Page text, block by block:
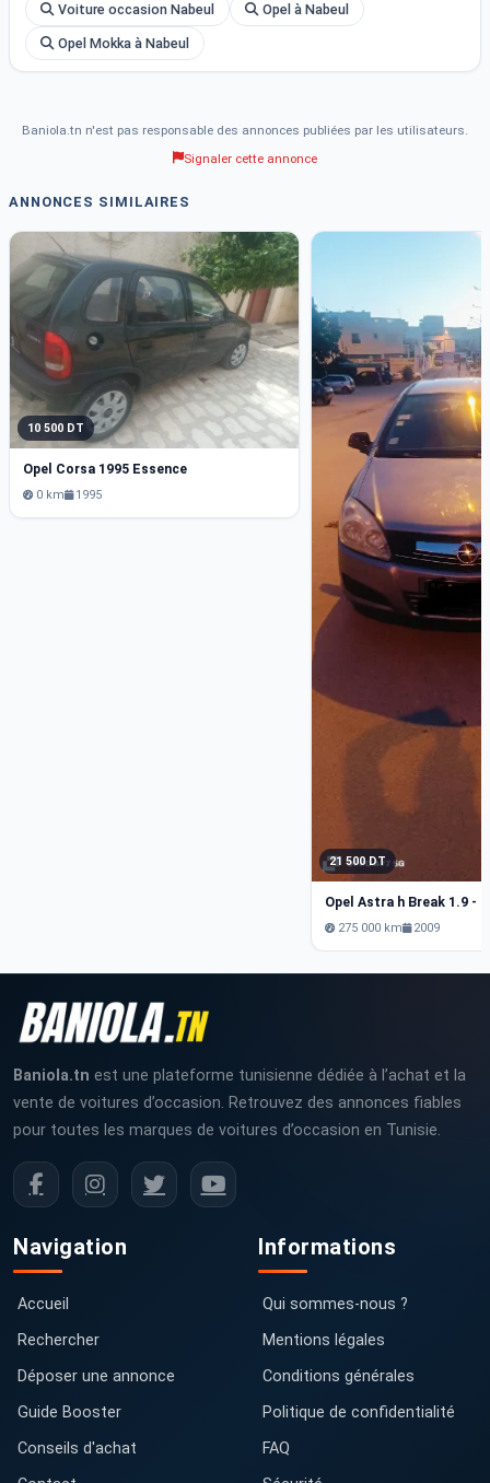
Voiture occasion Nabeul Opel à Nabeul
Opel Mokka à Nabeul
Baniola.tn n'est pas responsable des annonces publiées par les utilisateurs.
Signaler cette annonce
ANNONCES SIMILAIRES
10 500 DT
Opel Corsa 1995 Essence
0 km 1995
21 500 DT
275 000 km 2009
Baniola.tn est une plateforme tunisienne dédiée à l’achat et la
vente de voitures d’occasion. Retrouvez des annonces fiables
pour toutes les marques de voitures d’occasion en Tunisie.
Navigation
Accueil
Rechercher
Déposer une annonce
Guide Booster
Conseils d'achat
Informations
Qui sommes-nous ?
Mentions légales
Conditions générales
Politique de confidentialité
FAQ